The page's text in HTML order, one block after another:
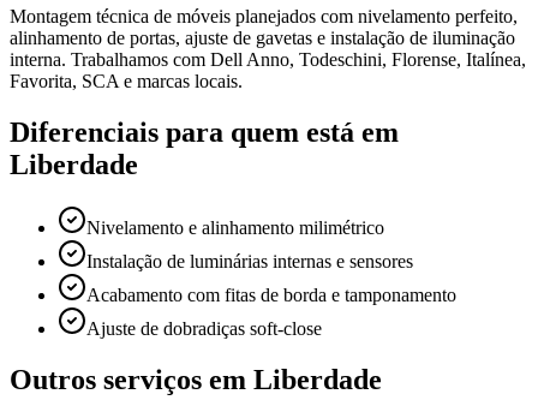
Montagem técnica de móveis planejados com nivelamento perfeito,
alinhamento de portas, ajuste de gavetas e instalação de iluminação
interna. Trabalhamos com Dell Anno, Todeschini, Florense, Italínea,
Favorita, SCA e marcas locais.
Diferenciais para quem está em
Liberdade
Nivelamento e alinhamento milimétrico
Instalação de luminárias internas e sensores
Acabamento com fitas de borda e tamponamento
Ajuste de dobradiças soft-close
Outros serviços em Liberdade